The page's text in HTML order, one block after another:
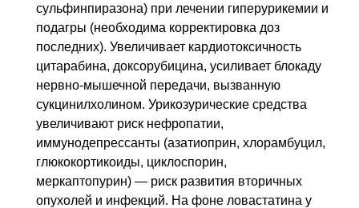
сульфинпиразона) при лечении гиперурикемии и
подагры (необходима корректировка доз
последних). Увеличивает кардиотоксичность
цитарабина, доксорубицина, усиливает блокаду
нервно-мышечной передачи, вызванную
сукцинилхолином. Урикозурические средства
увеличивают риск нефропатии,
иммунодепрессанты (азатиоприн, хлорамбуцил,
глюкокортикоиды, циклоспорин,
меркаптопурин) — риск развития вторичных
опухолей и инфекций. На фоне ловастатина у